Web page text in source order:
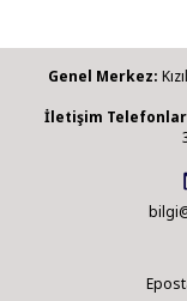
Genel Merkez:
İletişim